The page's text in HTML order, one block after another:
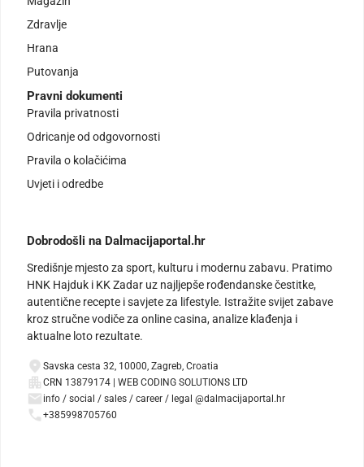
Zdravlje
Hrana
Putovanja
Pravni dokumenti
Pravila privatnosti
Odricanje od odgovornosti
Pravila o kolačićima
Uvjeti i odredbe
Dobrodošli na Dalmacijaportal.hr
Središnje mjesto za sport, kulturu i modernu zabavu. Pratimo
HNK Hajduk i KK Zadar uz najljepše rođendanske čestitke,
autentične recepte i savjete za lifestyle. Istražite svijet zabave
kroz stručne vodiče za online casina, analize klađenja i
aktualne loto rezultate.
Savska cesta 32, 10000, Zagreb, Croatia
CRN 13879174 | WEB CODING SOLUTIONS LTD
info / social / sales / career / legal @dalmacijaportal.hr
+385998705760